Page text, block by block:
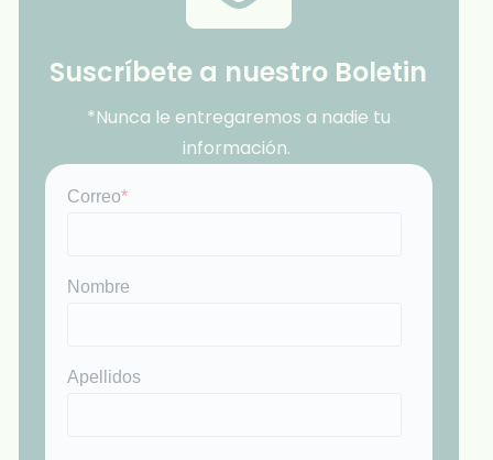
Suscríbete a nuestro Boletin
*Nunca le entregaremos a nadie tu
información.